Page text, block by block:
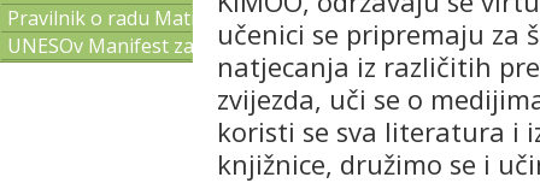
Pravilnik o radu Matične službe
UNESOv Manifest za narodne knjižniceučenici se pripremaju za
natjecanja iz različitih
zvijezda, uči se o
koristi se sva literatura i
knjižnice, družimo se i